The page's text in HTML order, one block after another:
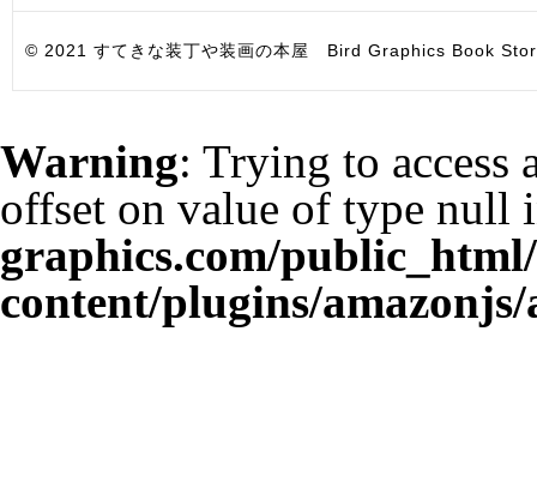
© 2021 すてきな装丁や装画の本屋 Bird Graphics Book
Warning: Trying to access
offset on value of type null
graphics.com/
content/plugins/